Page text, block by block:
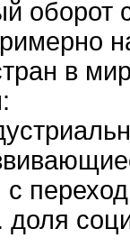
в
доля